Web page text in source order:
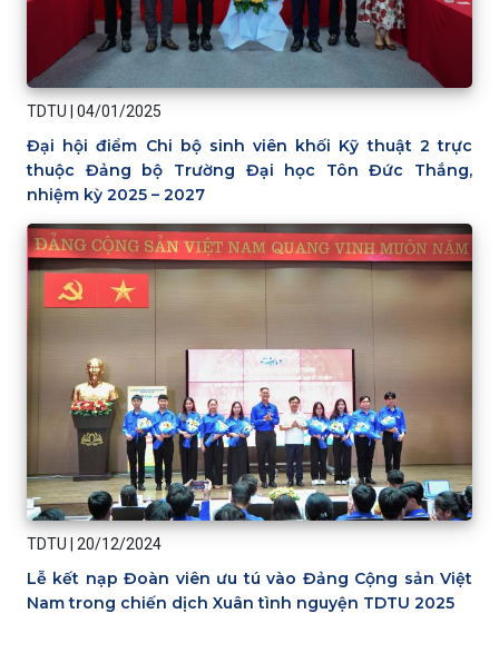
TDTU 04/01/2025
Đại hội điểm Chi bộ sinh viên khối Kỹ thuật 2 trực
thuộc Đảng bộ Trường Đại học Tôn Đức Thắng,
nhiệm kỳ 2025 – 2027
TDTU 20/12/2024
Lễ kết nạp Đoàn viên ưu tú vào Đảng Cộng sản Việt
Nam trong chiến dịch Xuân tình nguyện TDTU 2025